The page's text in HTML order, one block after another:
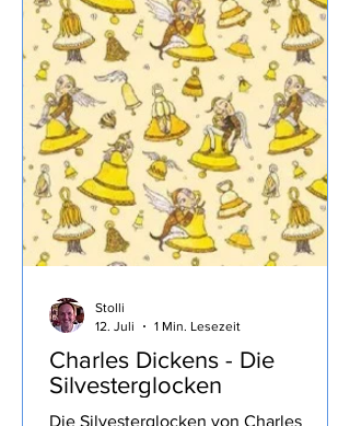
Charles Dickens - Die
Stolli
12. Juli
1 Min. Lesezeit